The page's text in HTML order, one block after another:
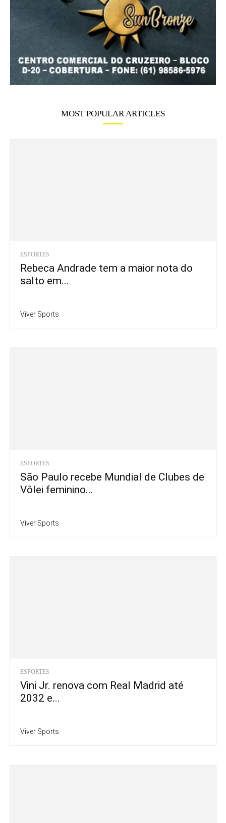
MOST POPULAR ARTICLES
ESPORTES
Rebeca Andrade tem a maior nota do
salto em...
Viver Sports
ESPORTES
São Paulo recebe Mundial de Clubes de
Vôlei feminino...
Viver Sports
ESPORTES
Vini Jr. renova com Real Madrid até
2032 e...
Viver Sports